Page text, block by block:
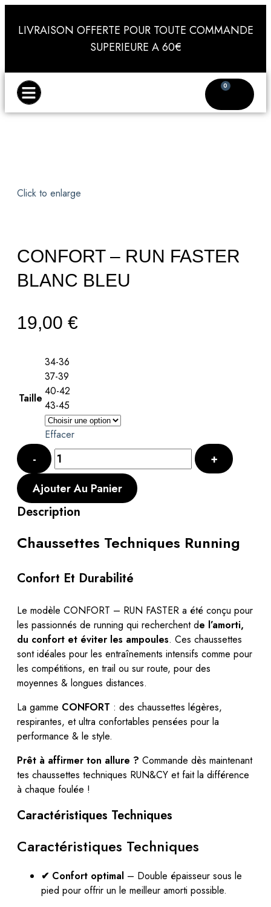
LIVRAISON OFFERTE POUR TOUTE COMMANDE
SUPERIEURE A 60€
0
Click to enlarge
CONFORT – RUN FASTER
BLANC BLEU
19,00 €
Taille
34-36
37-39
40-42
43-45
Effacer
Ajouter Au Panier
Description
Chaussettes Techniques Running
Confort Et Durabilité
Le modèle CONFORT – RUN FASTER a été conçu pour
les passionnés de running qui recherchent de l’amorti,
du confort et éviter les ampoules. Ces chaussettes
sont idéales pour les entraînements intensifs comme pour
les compétitions, en trail ou sur route, pour des
moyennes & longues distances.
La gamme CONFORT : des chaussettes légères,
respirantes, et ultra confortables pensées pour la
performance & le style.
Prêt à affirmer ton allure ? Commande dès maintenant
tes chaussettes techniques RUN&CY et fait la différence
à chaque foulée !
Caractéristiques Techniques
Caractéristiques Techniques
✔ Confort optimal – Double épaisseur sous le
pied pour offrir un le meilleur amorti possible.